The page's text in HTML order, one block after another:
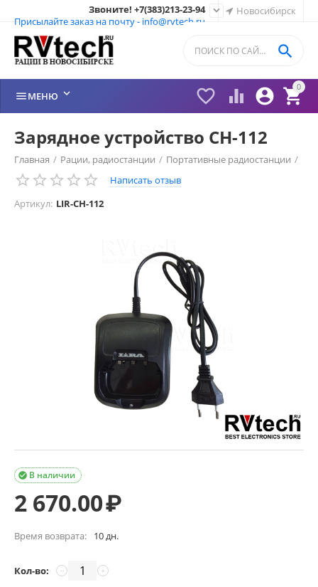
Новосибирск
Звоните! +7(383)213-23-94
Присылайте заказ на почту - info@rvtech.ru

0


 

МЕНЮ 
Зарядное устройство CH-112
Главная / Рации, радиостанции / Портативные радиостанции /
Рации ЛИРА (LiRA) Россия / Зарядные устройства Lira
Написать отзыв
Артикул: LIR-CH-112
В наличии

2 670.00₽
Время возврата: 10 дн.
Кол-во: +
−